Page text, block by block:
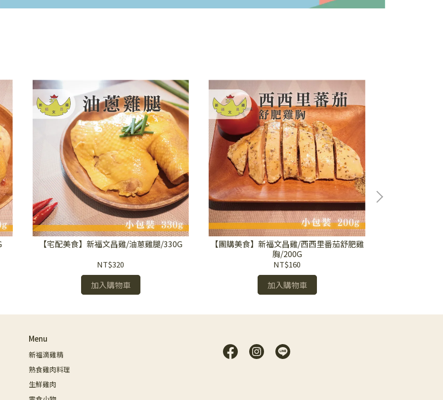
【宅配美食】新福文昌雞/油蔥雞腿/330G
NT$320
加入購物車
【團購美食】新福文昌雞/西西里番茄舒肥雞
胸/200G
NT$160
加入購物車
Menu
新福滴雞精
熟食雞肉料理
生鮮雞肉